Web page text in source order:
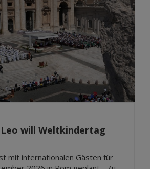
will Weltkindertag
mit internationalen Gästen für